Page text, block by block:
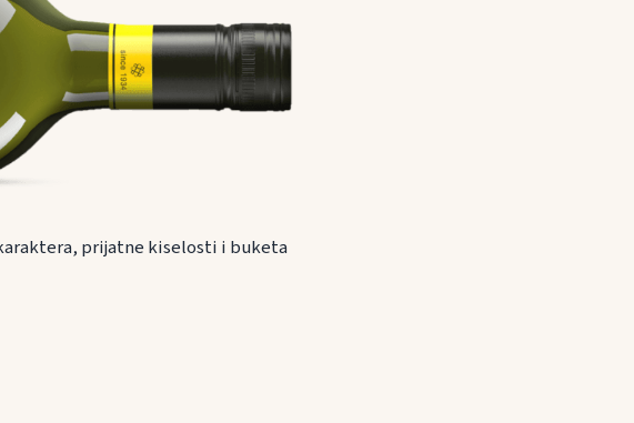
prijatne kiselosti i buketa